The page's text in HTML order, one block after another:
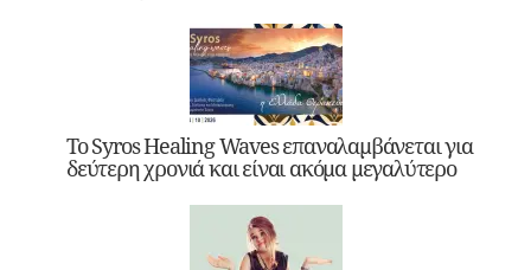
Το Syros Healing Waves επαναλαμβάνεται για
δεύτερη χρονιά και είναι ακόμα μεγαλύτερο